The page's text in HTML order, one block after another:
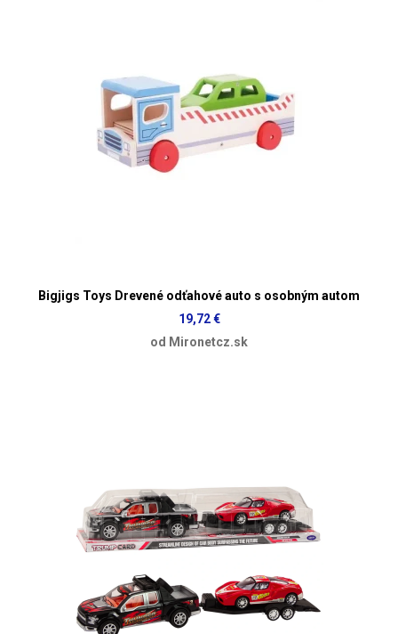
Bigjigs Toys Drevené odťahové auto s osobným autom
19,72 €
od Mironetcz.sk